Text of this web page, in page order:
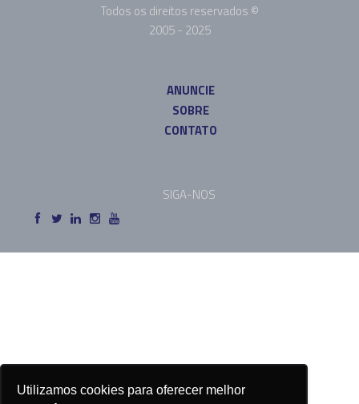
Utilizamos cookies para oferecer melhor
Todos os direitos reservados ©
2005 - 2025
ANUNCIE
SOBRE
CONTATO
SIGA-NOS